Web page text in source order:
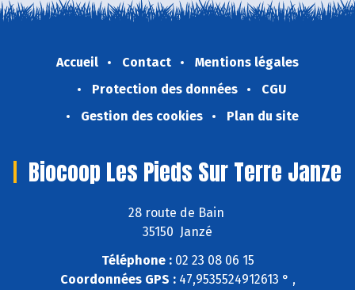
Accueil Contact
Mentions légales
Protection des données
CGU
Gestion des cookies
Plan du site
Biocoop Les Pieds Sur Terre Janze
28 route de Bain
35150 Janzé
Téléphone :02 23 08 06 15
Coordonnées GPS :47,9535524912613 ° ,